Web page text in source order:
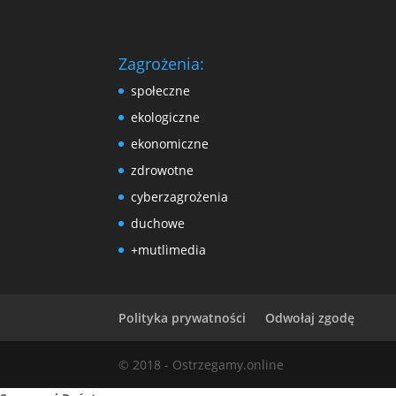
Zagrożenia:
społeczne
ekologiczne
ekonomiczne
zdrowotne
cyberzagrożenia
duchowe
+mutlimedia
Polityka prywatności Odwołaj zgodę
© 2018 - Ostrzegamy.online